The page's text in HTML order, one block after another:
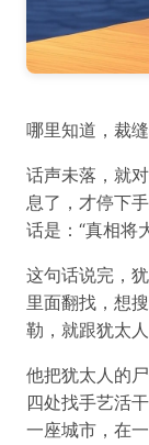
哪里知道，裁
话声未落，就
息了，才停下
话是：“真相将
这句话说完，
里面翻找，想
勒，就跟犹太
他把犹太人的
四处找手艺活
一座城市，在